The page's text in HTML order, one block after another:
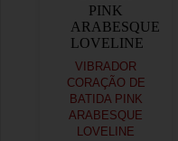
VIBRADOR
CORAÇÃO DE
BATIDA PINK
ARABESQUE
LOVELINE